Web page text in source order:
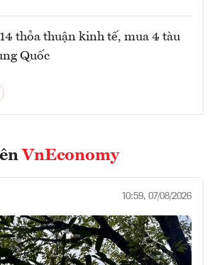
thỏa thuận kinh tế, mua 4 tàu
Quốc
VnEconomy
10:59, 07/08/2026